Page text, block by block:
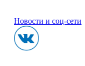
Новости и соц-сети